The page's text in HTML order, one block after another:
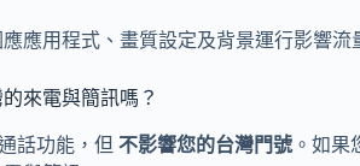
應用程式、畫質設定及背景運行影響流
來電與簡訊嗎？
話功能，但 不影響您的台灣門號 。如